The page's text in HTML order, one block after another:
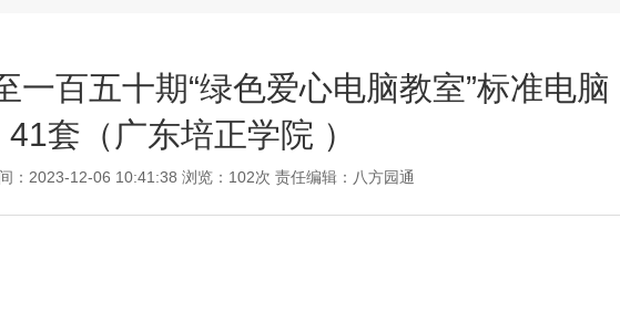
一百五十期“绿色爱心电脑教室”标准电脑
41套（广东培正学院 ）
：2023-12-06 10:41:38 浏览：102次 责任编辑： 八方园通